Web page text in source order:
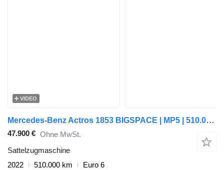
VIDEO
Mercedes-Benz Actros 1853 BIGSPACE | MP5 | 510.000 KM | EURO 6-D | 05-2022
47.900 € Ohne MwSt.
Sattelzugmaschine
2022
510.000 km
Euro 6